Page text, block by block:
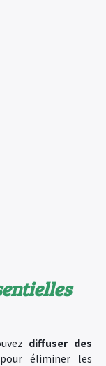
diffuser des
éliminer les